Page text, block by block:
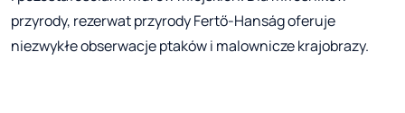
przyrody, rezerwat przyrody Fertő-Hanság oferuje
niezwykłe obserwacje ptaków i malownicze krajobrazy.